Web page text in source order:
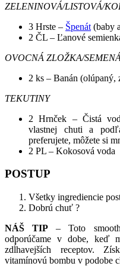
ZELENINOVÁ/LISTOVÁ/
3 Hrste – Špenát (baby
2 ČL – Ľanové
OVOCNÁ ZLOŽKA/SEMENÁ
2 ks – Banán (olúpaný,
TEKUTINY
2 Hrnček – Čistá
vlastnej chuti a
preferujete, môžete si
2 PL – Kokosová voda
POSTUP
Všetky ingrediencie
Dobrú chuť ?
NÁŠ TIP – Toto
odporúčame v dobe, keď
zdĺhavejších receptov.
vitamínovú bombu v podobe